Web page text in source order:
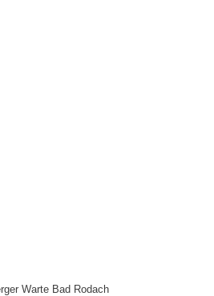
Warte Bad Rodach